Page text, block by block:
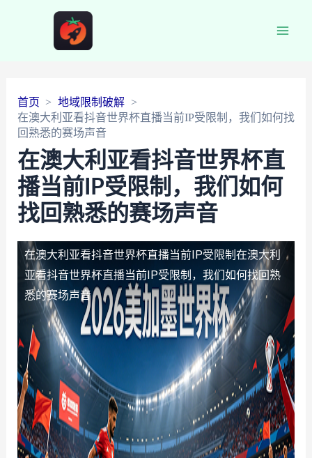
首页
地域限制破解
在澳大利亚看抖音世界杯直播当前IP受限制，我们如何找
回熟悉的赛场声音
在澳大利亚看抖音世界杯直
播当前IP受限制，我们如何
找回熟悉的赛场声音
在澳大利亚看抖音世界杯直播当前IP受限制 在澳大利
亚看抖音世界杯直播当前IP受限制，我们如何找回熟
悉的赛场声音